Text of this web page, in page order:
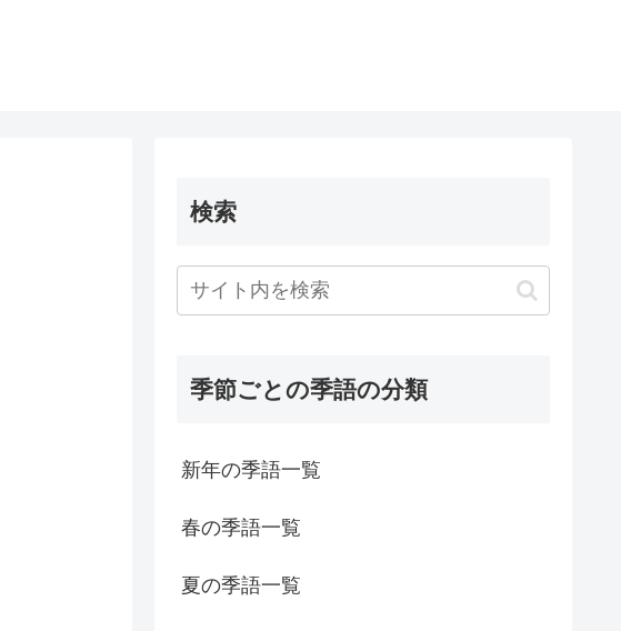
検索
季節ごとの季語の分類
新年の季語一覧
春の季語一覧
夏の季語一覧